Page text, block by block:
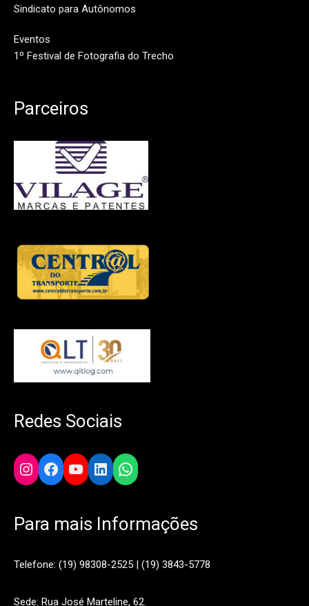
Sindicato para Autônomos
Eventos
1º Festival de Fotografia do Trecho
Parceiros
Redes Sociais
Instagram
Facebook
YouTube
LinkedIn
WhatsApp
Para mais Informações
Telefone: (19) 98308-2525 | (19) 3843-5778
Sede: Rua José Marteline, 62.